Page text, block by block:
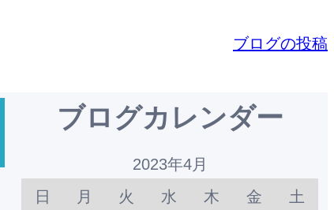
ブログの投稿
ブログカレンダー
2023年4月
日
月 火 水 木 金 土